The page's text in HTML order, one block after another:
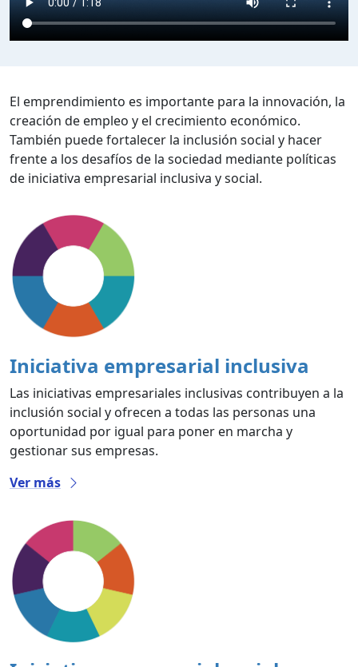
El emprendimiento es importante para la innovación, la
creación de empleo y el crecimiento económico.
También puede fortalecer la inclusión social y hacer
frente a los desafíos de la sociedad mediante políticas
de iniciativa empresarial inclusiva y social.
Iniciativa empresarial inclusiva
Las iniciativas empresariales inclusivas contribuyen a la
inclusión social y ofrecen a todas las personas una
oportunidad por igual para poner en marcha y
gestionar sus empresas.
Ver más